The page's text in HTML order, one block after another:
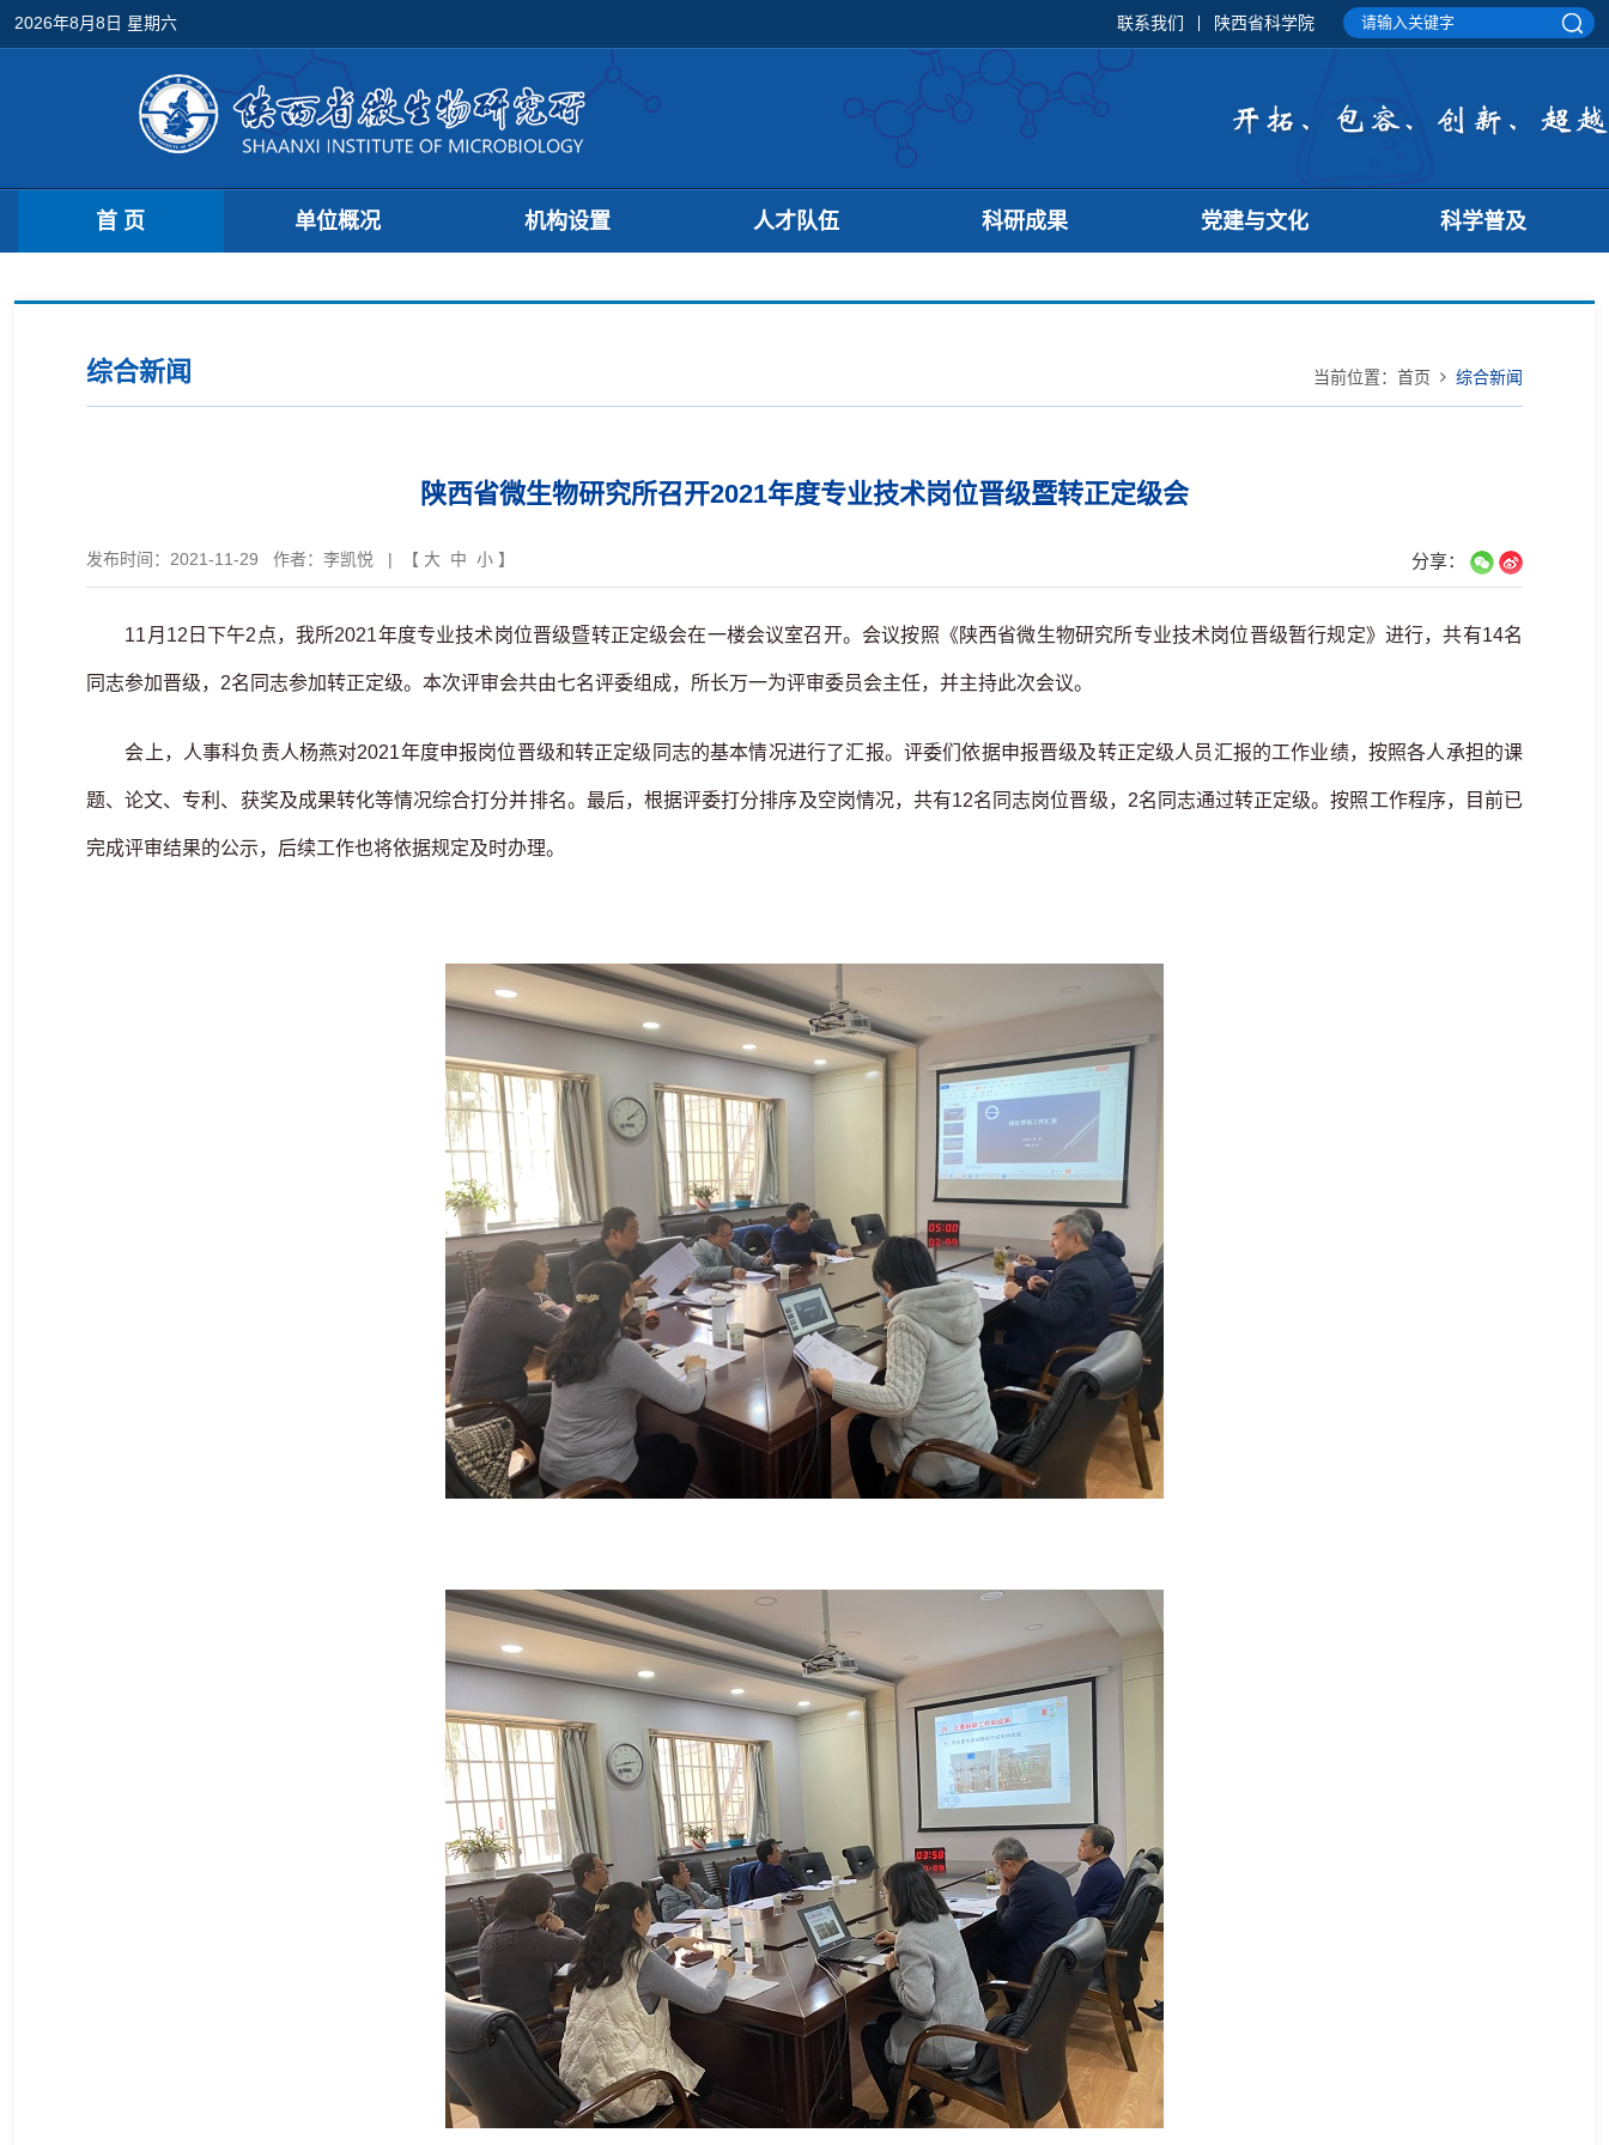
2026年8月8日 星期六 联系我们 陕西省科学院
首 页 单位概况 机构设置 人才队伍 科研成果 党建与文化 科学普及
当前位置： 首页 综合新闻
综合新闻
陕西省微生物研究所召开2021年度专业技术岗位晋级暨转正定级会
发布时间：2021-11-29 作者：李凯悦 | 【 大 中 小 】 分享：
11月12日下午2点，我所2021年度专业技术岗位晋级暨转正定级会在一楼会议室召开。会议按照《陕西省微生物研究所专业技术岗位晋级暂行规定》进行，共有14名
同志参加晋级，2名同志参加转正定级。本次评审会共由七名评委组成，所长万一为评审委员会主任，并主持此次会议。
会上，人事科负责人杨燕对2021年度申报岗位晋级和转正定级同志的基本情况进行了汇报。评委们依据申报晋级及转正定级人员汇报的工作业绩，按照各人承担的课
题、论文、专利、获奖及成果转化等情况综合打分并排名。最后，根据评委打分排序及空岗情况，共有12名同志岗位晋级，2名同志通过转正定级。按照工作程序，目前已
完成评审结果的公示，后续工作也将依据规定及时办理。